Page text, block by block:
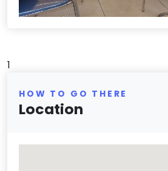
1
HOW TO GO THERE
Location